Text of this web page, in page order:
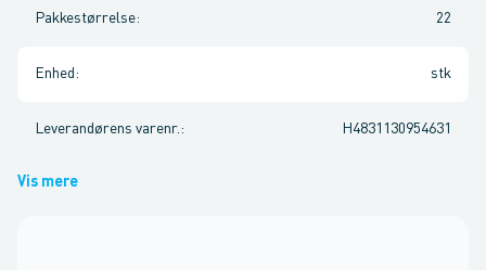
Pakkestørrelse: 22
Enhed : stk
Leverandørens varenr. : H4831130954631
Vis mere